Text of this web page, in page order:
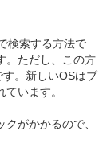
検索する方法で
。ただし、この方
。新しいOSはブ
います。
がかかるので、